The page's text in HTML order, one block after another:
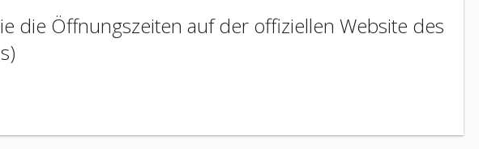
die Öffnungszeiten auf der offiziellen Website des